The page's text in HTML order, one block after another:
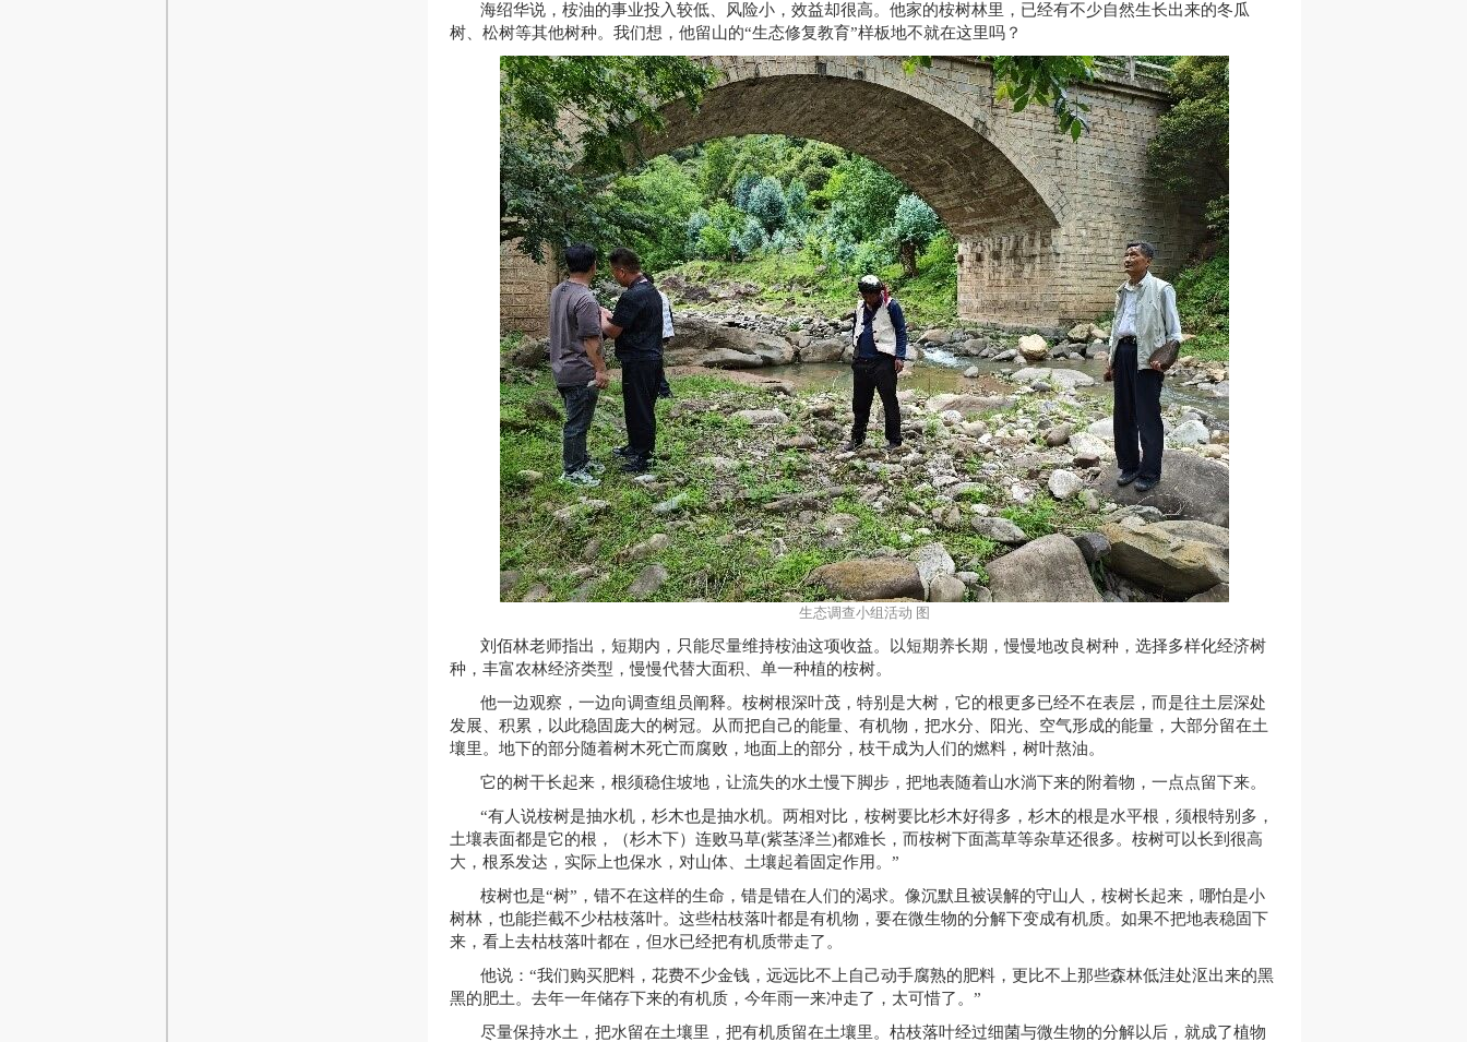
海绍华说，桉油的事业投入较低、风险小，效益却很高。他家的桉树林里，已经有不少自然生长出来的冬瓜
树 、松树等其他树种。我们想，他留山的“生态修复教育”样板地不就在这里吗？
生态调查小组活动 图
刘佰林老师指出，短期内，只能尽量维持桉油这项收益。以短期养长期，慢慢地改良树种，选择多样化经济树
种，丰富农林经济类型，慢慢代替大面积、单一种植的桉树。
他一边观察，一边向调查组员阐释。桉树根深叶茂，特别是大树，它的根更多已经不在表层，而是往土层深处
发展、积累，以此稳固庞大的树冠。从而把自己的能量、有机物，把水分、阳光、空气形成的能量，大部分留在土
壤里。地下的部分随着树木死亡而腐败，地面上的部分，枝干成为人们的燃料，树叶熬油。
它的树干长起来，根须稳住坡地，让流失的水土慢下脚步，把地表随着山水淌下来的附着物，一点点留下来。
“有人说桉树是抽水机，杉木也是抽水机。两相对比，桉树要比杉木好得多，杉木的根是水平根，须根特别多，
土壤表面都是它的根，（杉木下）连败马草(紫茎泽兰)都难长，而桉树下面蒿草等杂草还很多。桉树可以长到很高
大，根系发达，实际上也保水，对山体、土壤起着固定作用。”
桉树也是“树”，错不在这样的生命，错是错在人们的渴求。像沉默且被误解的守山人，桉树长起来，哪怕是小
树林，也能拦截不少枯枝落叶。这些枯枝落叶都是有机物，要在微生物的分解下变成有机质。如果不把地表稳固下
来，看上去枯枝落叶都在，但水已经把有机质带走了。
他说：“我们购买肥料，花费不少金钱，远远比不上自己动手腐熟的肥料，更比不上那些森林低洼处沤出来的黑
黑的肥土。去年一年储存下来的有机质，今年雨一来冲走了，太可惜了。”
尽量保持水土，把水留在土壤里，把有机质留在土壤里。枯枝落叶经过细菌与微生物的分解以后，就成了植物